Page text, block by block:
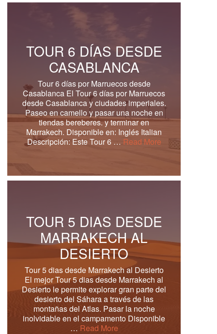
TOUR 6 DÍAS DESDE
CASABLANCA
Tour 6 días por Marruecos desde
Casablanca El Tour 6 días por Marruecos
desde Casablanca y ciudades imperiales.
Paseo en camello y pasar una noche en
tiendas bereberes. y terminar en
Marrakech. Disponible en: Inglés Italian
Descripción: Este Tour 6 … Read More
TOUR 5 DIAS DESDE
MARRAKECH AL
DESIERTO
Tour 5 dias desde Marrakech al Desierto
El mejor Tour 5 dias desde Marrakech al
Desierto le permite explorar gran parte del
desierto del Sáhara a través de las
montañas del Atlas. Pasar la noche
inolvidable en el campamento Disponible
… Read More